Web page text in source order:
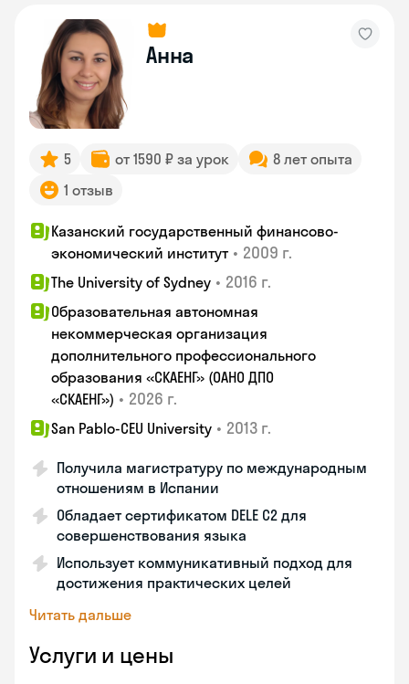
Анна
5 от 1590 ₽ за урок
8 лет опыта
1 отзыв
Казанский государственный финансово-
экономический институт • 2009 г.
The University of Sydney • 2016 г.
Образовательная автономная
некоммерческая организация
дополнительного профессионального
образования «СКАЕНГ» (ОАНО ДПО
«СКАЕНГ») • 2026 г.
San Pablo-CEU University • 2013 г.
Получила магистратуру по международным
отношениям в Испании
Обладает сертификатом DELE C2 для
совершенствования языка
Использует коммуникативный подход для
достижения практических целей
Читать дальше
Услуги и цены